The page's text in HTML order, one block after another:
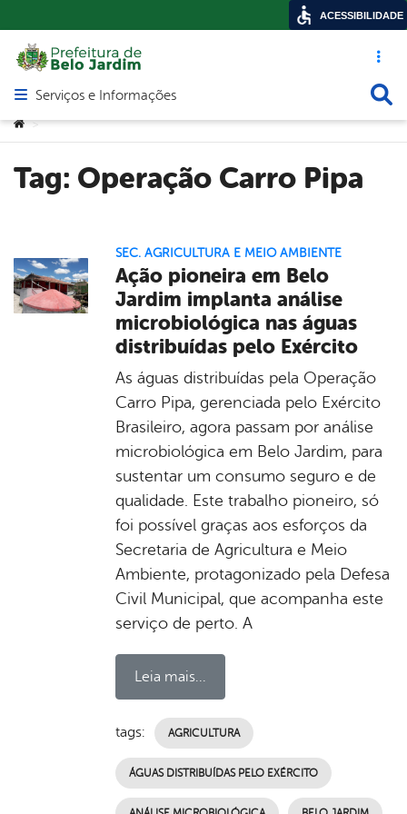
Acesso
Abrir menu principal de navegação
Serviços e Informações
Você está aqui:
>
Tag: Operação Carro Pipa
SEC. AGRICULTURA E MEIO AMBIENTE
Ação pioneira em Belo
Jardim implanta análise
microbiológica nas águas
distribuídas pelo Exército
As águas distribuídas pela Operação
Carro Pipa, gerenciada pelo Exército
Brasileiro, agora passam por análise
microbiológica em Belo Jardim, para
sustentar um consumo seguro e de
qualidade. Este trabalho pioneiro, só
foi possível graças aos esforços da
Secretaria de Agricultura e Meio
Ambiente, protagonizado pela Defesa
Civil Municipal, que acompanha este
serviço de perto. A
Leia mais...
tags: AGRICULTURA
ÁGUAS DISTRIBUÍDAS PELO EXÉRCITO
ACESSIBILIDADE